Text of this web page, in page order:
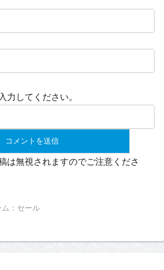
力してください。
は無視されますのでご注意くださ
ム：セール